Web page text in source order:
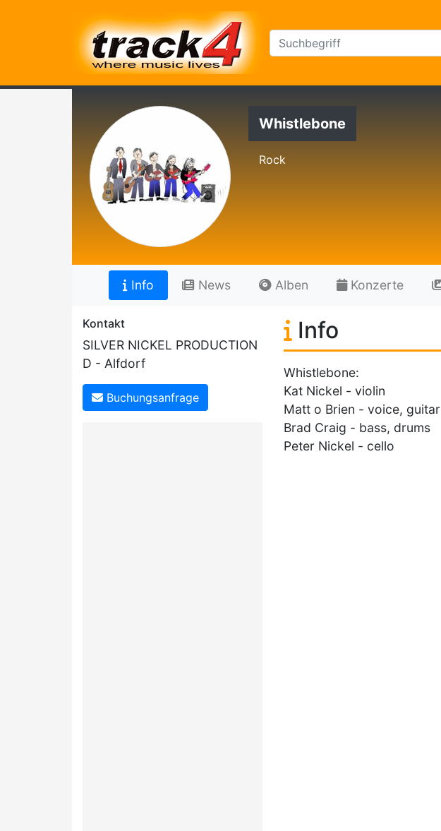
Whistlebone
Rock
Info News Alben Konzerte
Kontakt
SILVER NICKEL PRODUCTION
D - Alfdorf
Buchungsanfrage
Info
Whistlebone:
Kat Nickel - violin
Matt o Brien - voice, guitar
Brad Craig - bass, drums
Peter Nickel - cello